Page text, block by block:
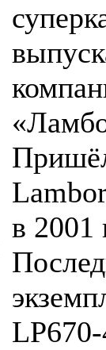
в 2001